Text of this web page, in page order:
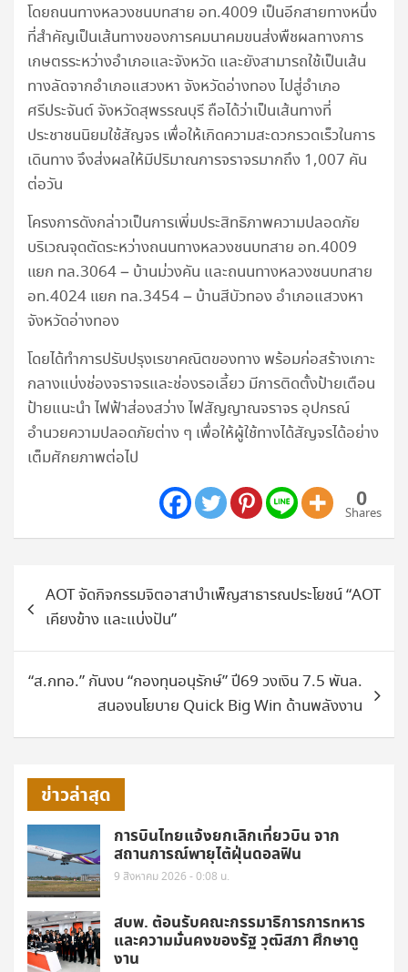
โดยถนนทางหลวงชนบทสาย อท.4009 เป็นอีกสายทางหนึ่ง
ที่สำคัญเป็นเส้นทางของการคมนาคมขนส่งพืชผลทางการ
เกษตรระหว่างอำเภอและจังหวัด และยังสามารถใช้เป็นเส้น
ทางลัดจากอำเภอแสวงหา จังหวัดอ่างทอง ไปสู่อำเภอ
ศรีประจันต์ จังหวัดสุพรรณบุรี ถือได้ว่าเป็นเส้นทางที่
ประชาชนนิยมใช้สัญจร เพื่อให้เกิดความสะดวกรวดเร็วในการ
เดินทาง จึงส่งผลให้มีปริมาณการจราจรมากถึง 1,007 คัน
ต่อวัน
โครงการดังกล่าวเป็นการเพิ่มประสิทธิภาพความปลอดภัย
บริเวณจุดตัดระหว่างถนนทางหลวงชนบทสาย อท.4009
แยก ทล.3064 – บ้านม่วงคัน และถนนทางหลวงชนบทสาย
อท.4024 แยก ทล.3454 – บ้านสีบัวทอง อำเภอแสวงหา
จังหวัดอ่างทอง
โดยได้ทำการปรับปรุงเรขาคณิตของทาง พร้อมก่อสร้างเกาะ
กลางแบ่งช่องจราจรและช่องรอเลี้ยว มีการติดตั้งป้ายเตือน
ป้ายแนะนำ ไฟฟ้าส่องสว่าง ไฟสัญญาณจราจร อุปกรณ์
อำนวยความปลอดภัยต่าง ๆ เพื่อให้ผู้ใช้ทางได้สัญจรได้อย่าง
เต็มศักยภาพต่อไป
0
Shares
แนะแนว
เรื่องAOT จัดกิจกรรมจิตอาสาบำเพ็ญสาธารณประโยชน์ “AOT
เคียงข้าง และแบ่งปัน”
“ส.กทอ.” กันงบ “กองทุนอนุรักษ์” ปี69 วงเงิน 7.5 พันล.
สนองนโยบาย Quick Big Win ด้านพลังงาน
ข่าวล่าสุด
การบินไทยแจ้งยกเลิกเที่ยวบิน จาก
สถานการณ์พายุไต้ฝุ่นดอลฟิน
9 สิงหาคม 2026 - 0:08 น.
สบพ. ต้อนรับคณะกรรมาธิการการทหาร
และความมั่นคงของรัฐ วุฒิสภา ศึกษาดู
งาน